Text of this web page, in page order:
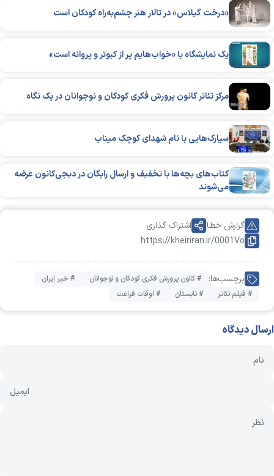
«درخت گیلاس» در تالار هنر چشم‌به‌راه کودکان است
یک نمایشگاه با «خواب‌هایم پر از کبوتر و پروانه است»
مرکز تئاتر کانون پرورش فکری کودکان و نوجوانان در یک نگاه
سیارک‌هایی با نام شهدای کوچک میناب
کتاب‌های بچه‌ها با تخفیف و ارسال رایگان در دیجی‌کانون عرضه
می‌شوند
https://kheiriran.ir/0001Vo
گزارش خطا اشتراک گذاری
برچسب‌ها: # کانون پرورش فکری کودکان و نوجوانان
# خیر ایران
# فیلم تئاتر
# تابستان # اوقات فراغت
ارسال دیدگاه